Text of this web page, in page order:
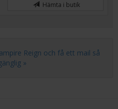
Hämta i butik
Reign och få ett mail så
»